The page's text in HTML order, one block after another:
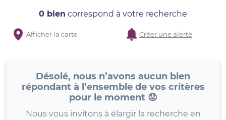
0 bien correspond à votre recherche
Afficher la carte Créer une alerte
Désolé, nous n’avons aucun bien
répondant à l’ensemble de vos critères
pour le moment 😟
Nous vous invitons à élargir la recherche en